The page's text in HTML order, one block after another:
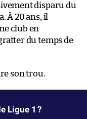
disparu du
À 20 ans, il
club en
du temps de
son trou.
Ligue 1 ?